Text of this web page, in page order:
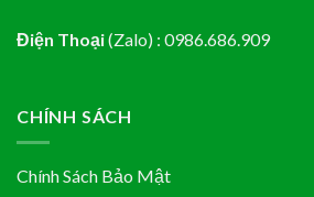
Điện Thoại(Zalo) : 0986.686.909
CHÍNH SÁCH
Chính Sách Bảo Mật